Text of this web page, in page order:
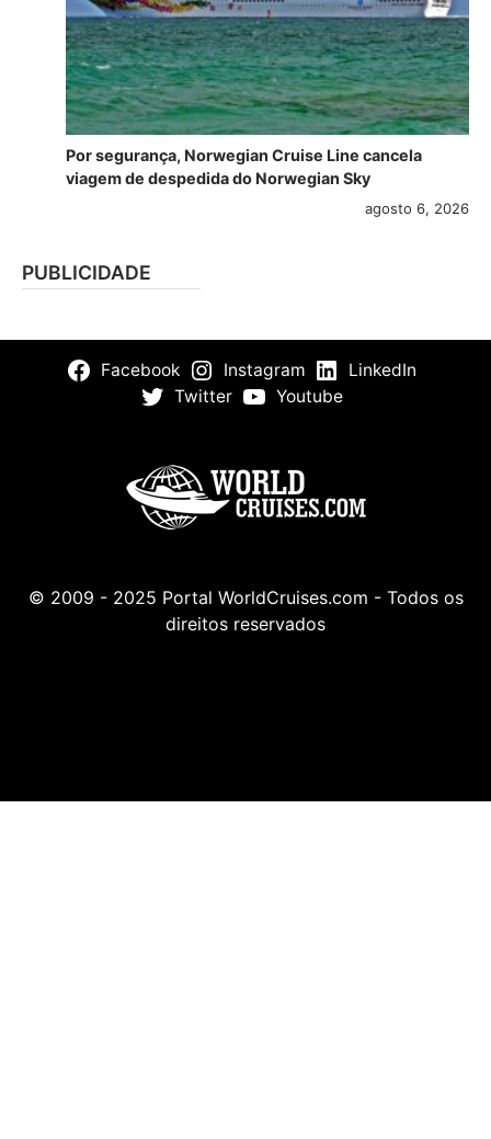
Por segurança, Norwegian Cruise Line cancela
viagem de despedida do Norwegian Sky
agosto 6, 2026
PUBLICIDADE
Facebook Instagram
LinkedIn
Twitter
Youtube
© 2009 - 2025 Portal WorldCruises.com - Todos os
direitos reservados